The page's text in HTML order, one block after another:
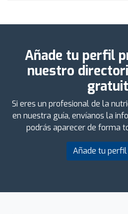
Añade tu perfil
nuestro
Si eres un profesional de la
en nuestra guía, envíanos la
podrás aparecer de forma
Añade tu